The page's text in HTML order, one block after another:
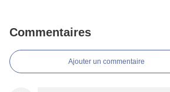
Commentaires
Ajouter un commentaire